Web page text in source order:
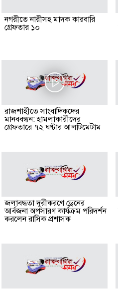
নগরীতে নারীসহ মাদক কারবারি
গ্রেফতার ১০
রাজশাহীতে সাংবাদিকদের
মানববন্ধন: হামলাকারীদের
গ্রেফতারে ৭২ ঘণ্টার আলটিমেটাম
জলাবদ্ধতা দূরীকরণে ড্রেনের
আর্বজনা অপসারণ কার্যক্রম পরিদর্শন
করলেন রাসিক প্রশাসক